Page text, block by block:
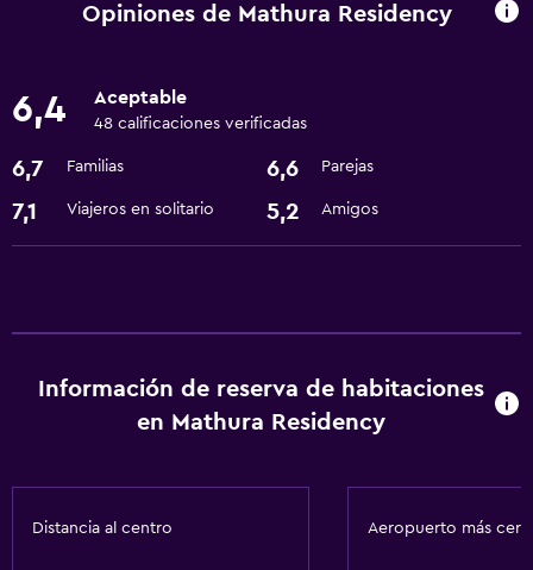
Opiniones de Mathura Residency
6,4 Aceptable
48 calificaciones verificadas
6,7 Familias 6,6 Parejas
7,1 Viajeros en solitario 5,2 Amigos
Información de reserva de habitaciones
en Mathura Residency
Distancia al centro Aeropuerto más